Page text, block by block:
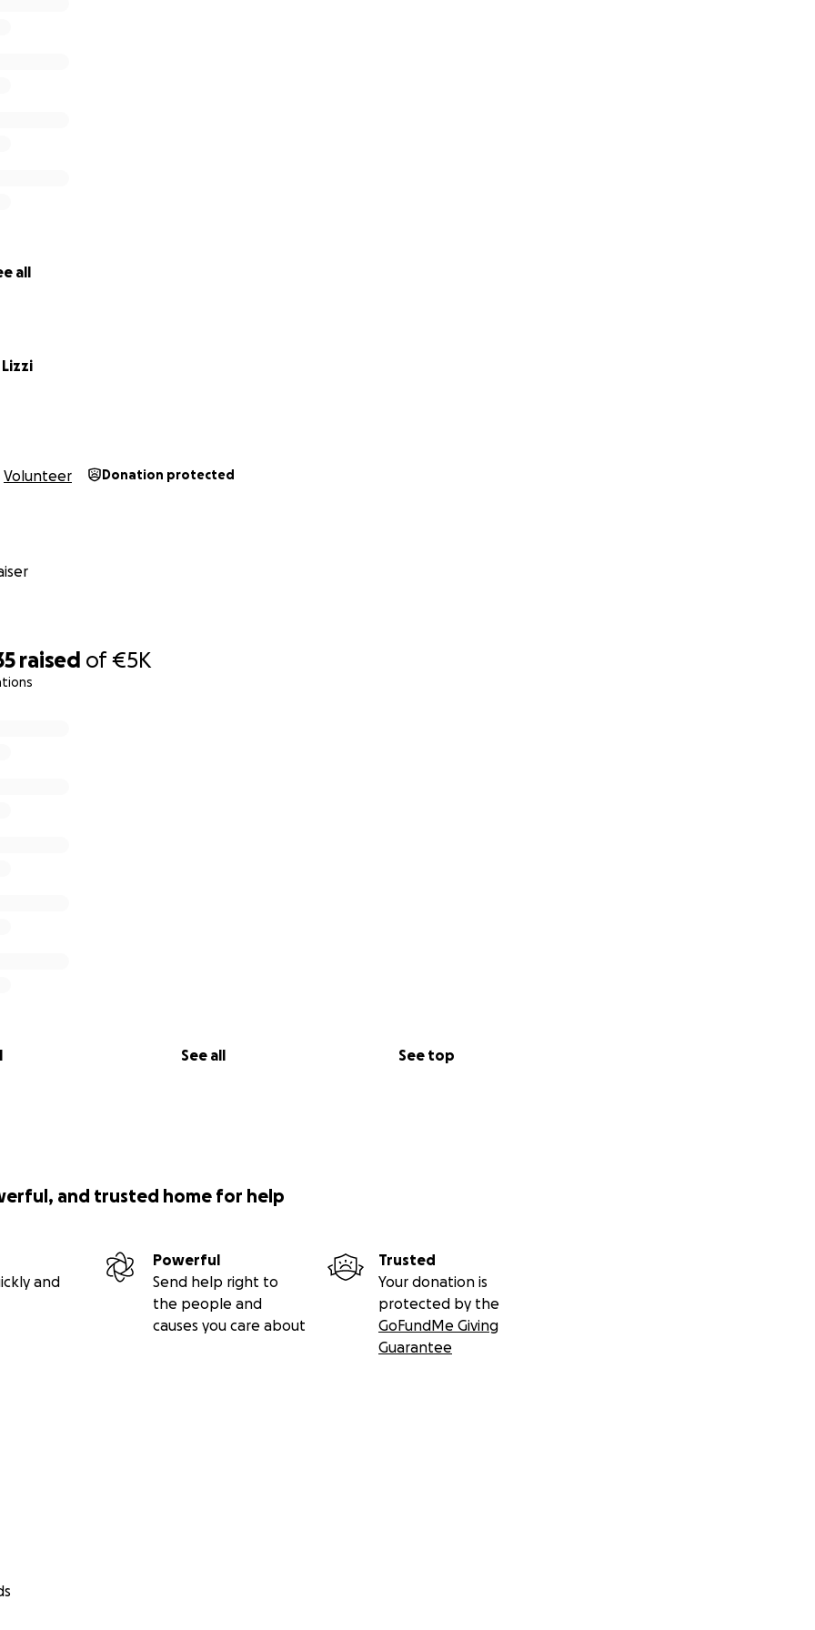
raised of€5K
See all See top
CSE
sui maltrattamenti che gli autisti subiscono ogni giorno.
fatto che facciate 15 ore di lavoro e la pausa in ribalta.
all
Volunteer Donation protected
and trusted home for help
and
Powerful
Send help right to
the people and
causes you care about
Trusted
Your donation is
protected by the
GoFundMe Giving
Guarantee